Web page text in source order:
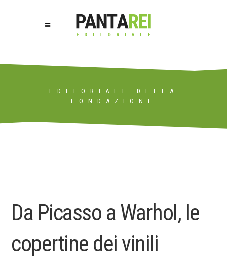
EDITORIALE DELLA
FONDAZIONE
Da Picasso a Warhol, le
copertine dei vinili